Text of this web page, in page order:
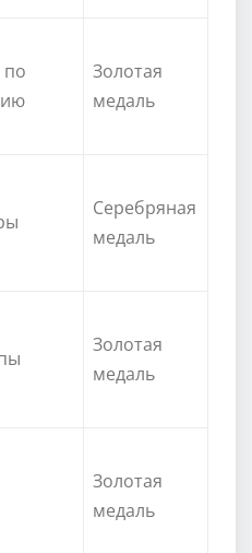
Золотая
медаль
Серебряная
медаль
Золотая
медаль
Золотая
медаль